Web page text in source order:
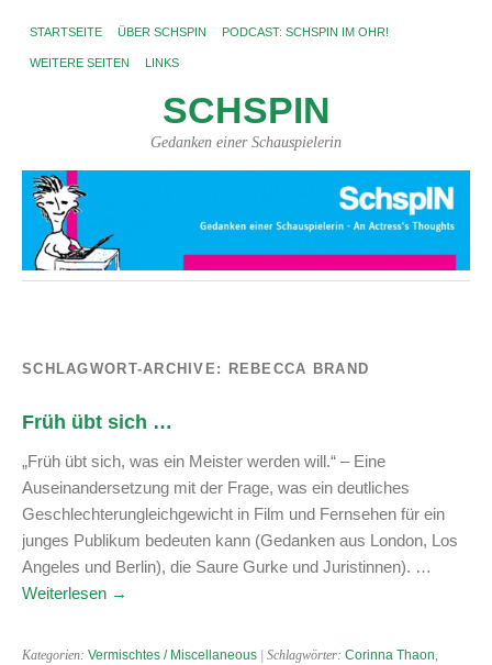
STARTSEITE ÜBER SCHSPIN PODCAST: SCHSPIN IM OHR!
WEITERE SEITEN LINKS
SCHSPIN
Gedanken einer Schauspielerin
SCHLAGWORT-ARCHIVE: REBECCA BRAND
Früh übt sich …
„Früh übt sich, was ein Meister werden will.“ – Eine
Auseinandersetzung mit der Frage, was ein deutliches
Geschlechterungleichgewicht in Film und Fernsehen für ein
junges Publikum bedeuten kann (Gedanken aus London, Los
Angeles und Berlin), die Saure Gurke und Juristinnen). …
Weiterlesen →
Kategorien: Vermischtes / Miscellaneous | Schlagwörter: Corinna Thaon,